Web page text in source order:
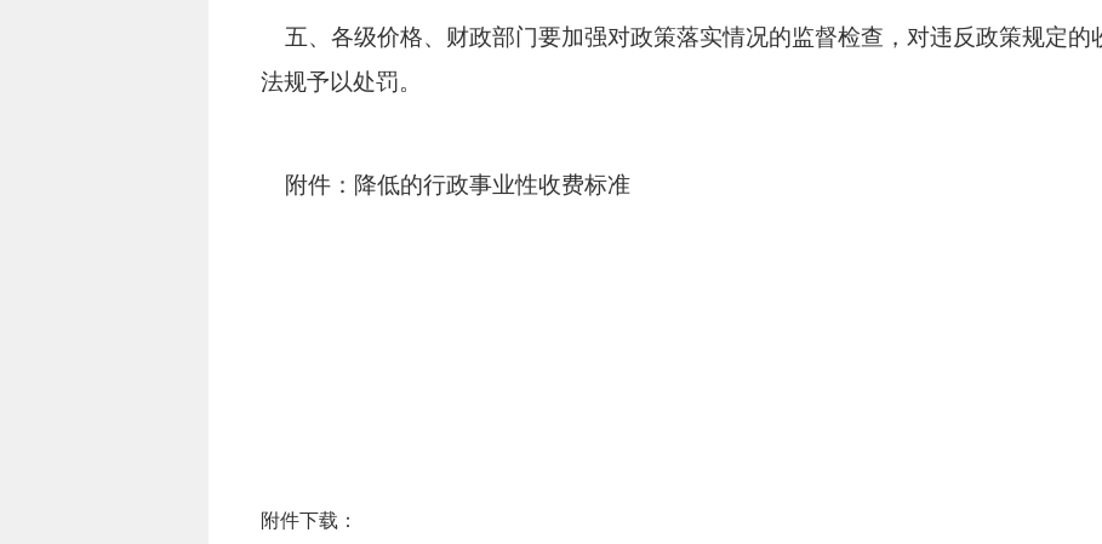
五、各级价格、财政部门要加强对政策落实情况的监督检查，对违反政策规定的
法规予以处罚。
附件：降低的行政事业性收费标准
附件下载：